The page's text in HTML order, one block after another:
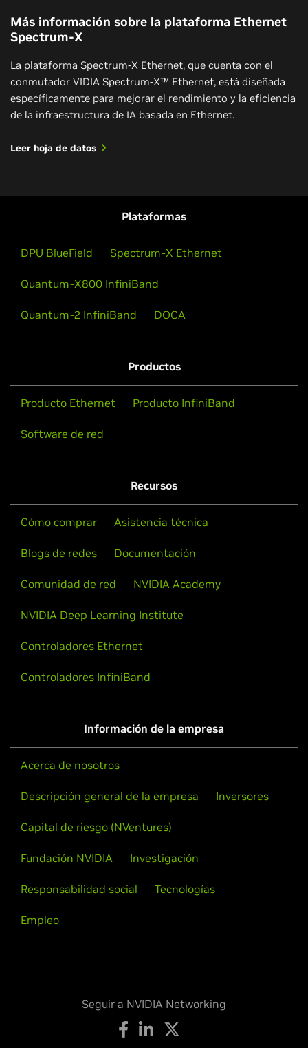
Más información sobre la plataforma Ethernet
Spectrum-X
La plataforma Spectrum-X Ethernet, que cuenta con el
conmutador VIDIA Spectrum-X™ Ethernet, está diseñada
específicamente para mejorar el rendimiento y la eficiencia
de la infraestructura de IA basada en Ethernet.
Leer hoja de datos
Plataformas
DPU BlueField Spectrum-X Ethernet
Quantum-X800 InfiniBand
Quantum-2 InfiniBand DOCA
Productos
Producto Ethernet Producto InfiniBand
Software de red
Recursos
Cómo comprar Asistencia técnica
Blogs de redes Documentación
Comunidad de red NVIDIA Academy
NVIDIA Deep Learning Institute
Controladores Ethernet
Controladores InfiniBand
Información de la empresa
Acerca de nosotros
Descripción general de la empresa Inversores
Capital de riesgo (NVentures)
Fundación NVIDIA Investigación
Responsabilidad social Tecnologías
Empleo
Seguir a NVIDIA Networking